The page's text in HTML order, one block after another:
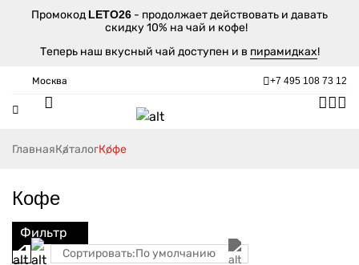
Промокод LETO26 - продолжает действовать и давать
скидку 10% на чай и кофе!
Теперь наш вкусный чай доступен и в пирамидках!
+7 495 108 73 12
Москва
ГлавнаяКаталогКофе
Кофе
Фильтр
Сортировать:По умолчанию